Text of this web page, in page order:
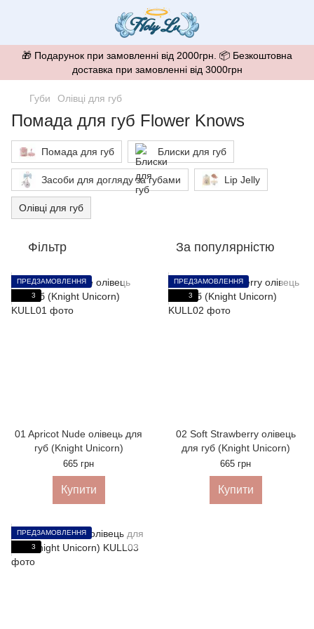
🎁 Подарунок при замовленні від 2000грн. 📦 Безкоштовна
доставка при замовленні від 3000грн
Губи Олівці для губ
Помада для губ Flower Knows
Помада для губ Блиски для губ
Засоби для догляду за губами Lip Jelly
Олівці для губ
Фільтр За популярністю
ПРЕДЗАМОВЛЕННЯ
3
01 Apricot Nude олівець для
губ (Knight Unicorn)
665 грн
Купити
ПРЕДЗАМОВЛЕННЯ
3
02 Soft Strawberry олівець
для губ (Knight Unicorn)
665 грн
Купити
ПРЕДЗАМОВЛЕННЯ
3